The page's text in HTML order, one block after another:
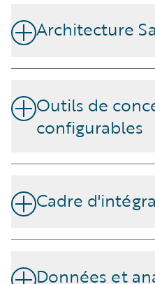
Architecture
Offre résilience,
Outils de
configurables
Ajustez les produits, la
Cadre
Se connecte à un
Données et